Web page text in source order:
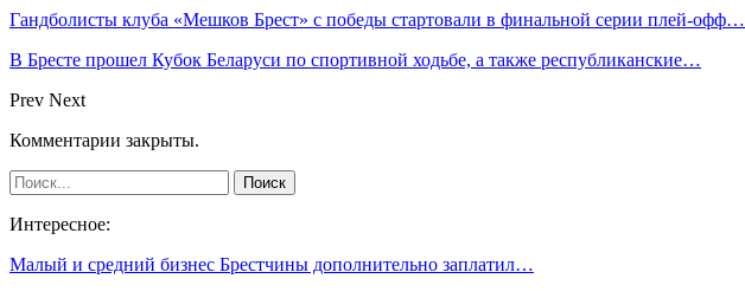
Гандболисты клуба «Мешков Брест» с победы стартовали в финальной серии плей-офф…
В Бресте прошел Кубок Беларуси по спортивной ходьбе, а также республиканские…
Prev Next
Комментарии закрыты.
Интересное:
Малый и средний бизнес Брестчины дополнительно заплатил…